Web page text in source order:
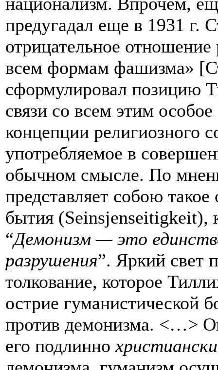
предугадал еще в 1931 г.
отрицательное
всем формам фашизма»
сформулировал позицию
связи со всем этим
концепции религиозного
употребляемое в
обычном смысле. По
представляет собою
бытия (Seinsjenseitigkeit),
“Демонизм — это
разрушения”. Яркий свет
толкование, которое
острие гуманистической
против демонизма. <…>
его подлинно